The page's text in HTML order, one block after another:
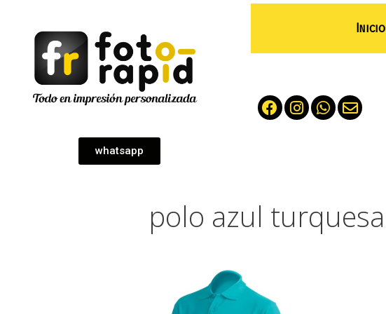
Inicio
whatsapp
polo azul turquesa